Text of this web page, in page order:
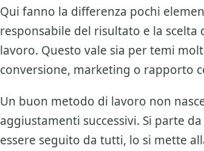
Qui fanno la differenza pochi
responsabile del risultato e la
lavoro. Questo vale sia per temi
conversione, marketing o rapporto
Un buon metodo di lavoro non
aggiustamenti successivi. Si parte
essere seguito da tutti, lo si mette